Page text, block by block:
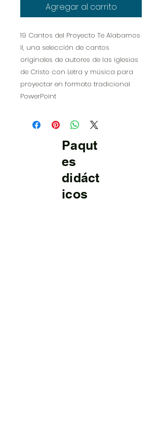
Agregar al carrito
19 Cantos del Proyecto Te Alabamos
II, una selección de cantos
originales de autores de las iglesias
de Cristo con Letra y música para
proyectar en formato tradicional
PowerPoint
Paqut
es
didáct
icos